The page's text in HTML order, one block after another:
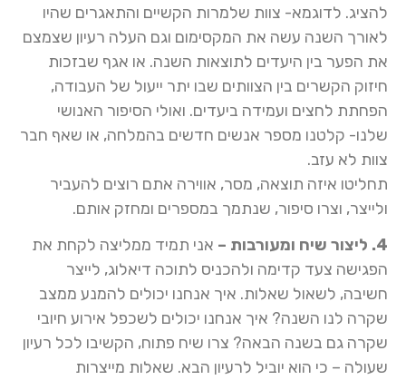
להציג. לדוגמא- צוות שלמרות הקשיים והתאגרים שהיו
לאורך השנה עשה את המקסימום וגם העלה רעיון שצמצם
את הפער בין היעדים לתוצאות השנה. או אגף שבזכות
חיזוק הקשרים בין הצוותים שבו יתר ייעול של העבודה,
הפחתת לחצים ועמידה ביעדים. ואולי הסיפור האנושי
שלנו- קלטנו מספר אנשים חדשים בהמלחה, או שאף חבר
צוות לא עזב.
תחליטו איזה תוצאה, מסר, אווירה אתם רוצים להעביר
ולייצר, וצרו סיפור, שנתמך במספרים ומחזק אותם.
4. ליצור שיח ומעורבות –
אני תמיד ממליצה לקחת את
הפגישה צעד קדימה ולהכניס לתוכה דיאלוג, לייצר
חשיבה, לשאול שאלות. איך אנחנו יכולים להמנע ממצב
שקרה לנו השנה? איך אנחנו יכולים לשכפל אירוע חיובי
שקרה גם בשנה הבאה? צרו שיח פתוח, הקשיבו לכל רעיון
שעולה – כי הוא יוביל לרעיון הבא. שאלות מייצרות